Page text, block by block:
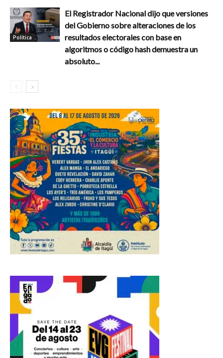
Política
El Registrador Nacional dijo que versiones
del Gobierno sobre alteraciones de los
resultados electorales con base en
algoritmos o código hash demuestra un
absoluto...